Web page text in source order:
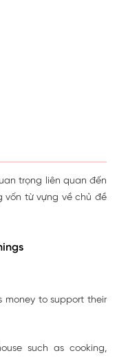
trọng liên quan đến
vốn từ vựng về chủ đề
money to support their
such as cooking,